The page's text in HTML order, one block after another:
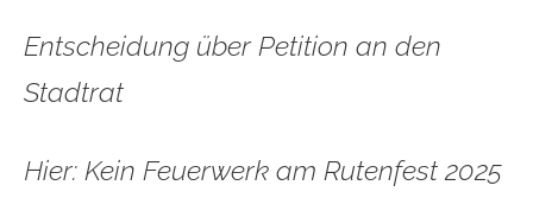
Entscheidung über Petition an den
Stadtrat
Hier: Kein Feuerwerk am Rutenfest 2025